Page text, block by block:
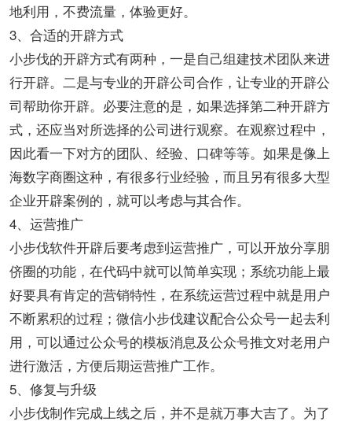
地利用，不费流量，体验更好。
3、合适的开辟方式
小步伐的开辟方式有两种，一是自己组建技术团队来进
行开辟。二是与专业的开辟公司合作，让专业的开辟公
司帮助你开辟。必要注意的是，如果选择第二种开辟方
式，还应当对所选择的公司进行观察。在观察过程中，
因此看一下对方的团队、经验、口碑等等。如果是像上
海数字商圈这种，有很多行业经验，而且另有很多大型
企业开辟案例的，就可以考虑与其合作。
4、运营推广
小步伐软件开辟后要考虑到运营推广，可以开放分享朋
侪圈的功能，在代码中就可以简单实现；系统功能上最
好要具有肯定的营销特性，在系统运营过程中就是用户
不断累积的过程；微信小步伐建议配合公众号一起去利
用，可以通过公众号的模板消息及公众号推文对老用户
进行激活，方便后期运营推广工作。
5、修复与升级
小步伐制作完成上线之后，并不是就万事大吉了。为了